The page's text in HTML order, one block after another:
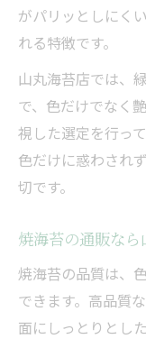
がパリッとしにく
れる特徴です。
山丸海苔店では、
で、色だけでなく
視した選定を行っ
色だけに惑わされ
切です。
焼海苔の通販な
焼海苔の品質は、
できます。高品質
面にしっとりとし